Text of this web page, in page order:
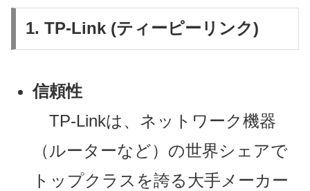
1. TP-Link (ティーピーリンク)
信頼性
TP-Linkは、ネットワーク機器
（ルーターなど）の世界シェアで
トップクラスを誇る大手メーカー